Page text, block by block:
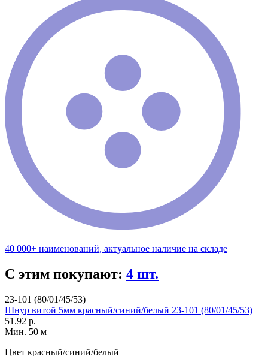
40 000+ наименований, актуальное наличие на складе
С этим покупают: 4 шт.
23-101 (80/01/45/53)
Шнур витой 5мм красный/синий/белый 23-101 (80/01/45/53)
51.92 р.
Мин. 50 м
Цвет красный/синий/белый